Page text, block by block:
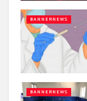
BANNERNEWS
BANNERNEWS